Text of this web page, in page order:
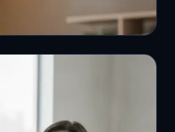
น 2026
นยุคใหม่ ไม่ต้องเฝ้า